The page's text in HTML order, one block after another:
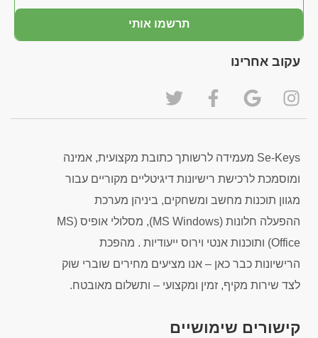
תרשמו אותי
עקוב אחרינו
Se-Keys מעמידה לרשותך כתובת מקצועית, אמינה
ומוסמכת לרכישת רישיונות דיגיטליים מקוריים עבור
מגוון תוכנות מחשב ומשחקים, ביניהן מערכת
ההפעלה חלונות (MS Windows), מסלולי אופיס (MS
Office) ותוכנות אנטי וירוס ייעודיות . מהפכת
הרישיונות כבר כאן – אנו מציעים מחירים שוברי שוק
לצד שירות מקיף, זמין ומקצועי – ותשלום מאובטח.
קישורים שימושיים